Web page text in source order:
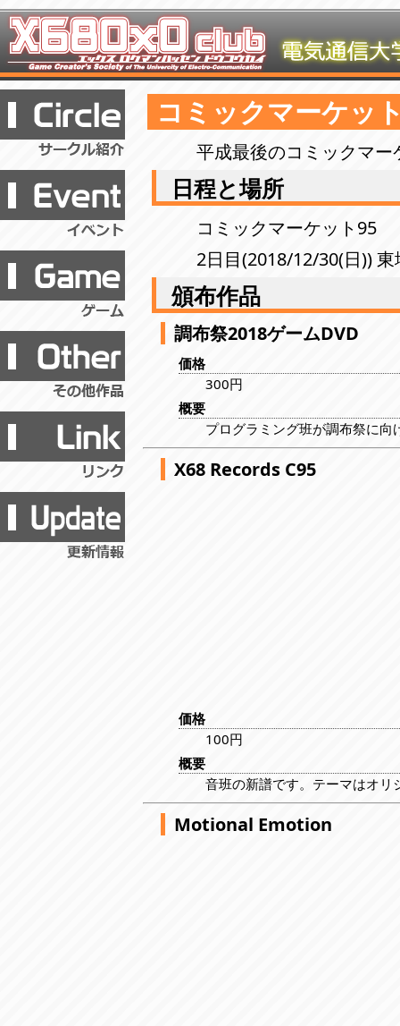
コミックマーケッ
平成最後のコミックマ
日程と場所
コミックマーケット95
2日目(2018/12/30(日))
頒布作品
調布祭2018ゲームDVD
価格
300円
概要
プログラミング班が調布祭に
X68 Records C95
価格
100円
概要
音班の新譜です。テーマはオ
Motional Emotion